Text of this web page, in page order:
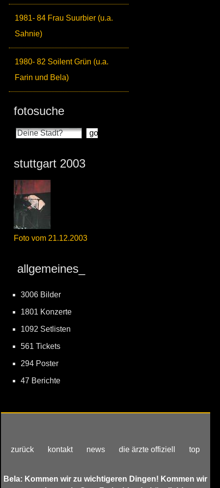
1981- 84 Frau Suurbier (u.a.
Sahnie)
1980- 82 Soilent Grün (u.a.
Farin und Bela)
fotosuche
stuttgart 2003
Foto vom 21.12.2003
allgemeines_
3006 Bilder
1801 Konzerte
1092 Setlisten
561 Tickets
294 Poster
47 Berichte
zurück kontakt news die ärzte offiziell top
Bela: Kommen wir zu wichtigeren Dingen! Kommen wir